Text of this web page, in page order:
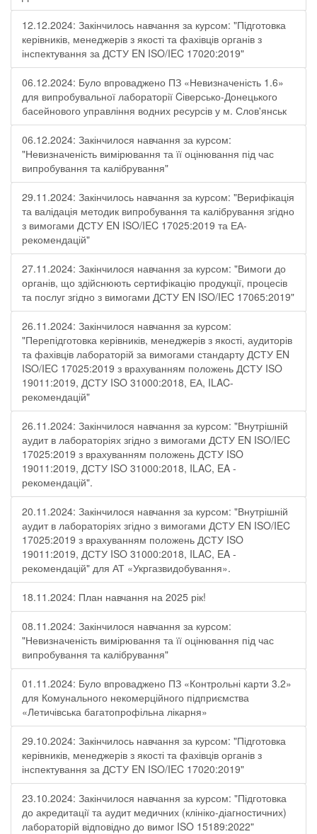
12.12.2024: Закінчилось навчання за курсом: "Підготовка
керівників, менеджерів з якості та фахівців органів з
інспектування за ДСТУ EN ISO/IEC 17020:2019"
06.12.2024: Було впроваджено ПЗ «Невизначеність 1.6»
для випробувальної лабораторії Cіверсько-Донецького
басейнового управління водних ресурсів у м. Слов'янськ
06.12.2024: Закінчилося навчання за курсом:
"Невизначеність вимірювання та її оцінювання під час
випробування та калібрування"
29.11.2024: Закінчилось навчання за курсом: "Верифікація
та валідація методик випробування та калібрування згідно
з вимогами ДСТУ EN ISO/IEC 17025:2019 та ЕА-
рекомендацій"
27.11.2024: Закінчилося навчання за курсом: "Вимоги до
органів, що здійснюють сертифікацію продукції, процесів
та послуг згідно з вимогами ДСТУ EN ISO/IEC 17065:2019"
26.11.2024: Закінчилося навчання за курсом:
"Перепідготовка керівників, менеджерів з якості, аудиторів
та фахівців лабораторій за вимогами стандарту ДСТУ EN
ISO/IEC 17025:2019 з врахуванням положень ДСТУ ISO
19011:2019, ДСТУ ISO 31000:2018, ЕА, ILAC-
рекомендацій"
26.11.2024: Закінчилося навчання за курсом: "Внутрішній
аудит в лабораторіях згідно з вимогами ДСТУ EN ISO/IEC
17025:2019 з врахуванням положень ДСТУ ISO
19011:2019, ДСТУ ISO 31000:2018, ILAC, EA -
рекомендацій".
20.11.2024: Закінчилося навчання за курсом: "Внутрішній
аудит в лабораторіях згідно з вимогами ДСТУ EN ISO/IEC
17025:2019 з врахуванням положень ДСТУ ISO
19011:2019, ДСТУ ISO 31000:2018, ILAC, EA -
рекомендацій" для АТ «Укргазвидобування».
18.11.2024: План навчання на 2025 рік!
08.11.2024: Закінчилося навчання за курсом:
"Невизначеність вимірювання та її оцінювання під час
випробування та калібрування"
01.11.2024: Було впроваджено ПЗ «Контрольні карти 3.2»
для Комунального некомерційного підприємства
«Летичівська багатопрофільна лікарня»
29.10.2024: Закінчилось навчання за курсом: "Підготовка
керівників, менеджерів з якості та фахівців органів з
інспектування за ДСТУ EN ISO/IEC 17020:2019"
23.10.2024: Закінчилося навчання за курсом: "Підготовка
до акредитації та аудит медичних (клініко-діагностичних)
лабораторій відповідно до вимог ISO 15189:2022"